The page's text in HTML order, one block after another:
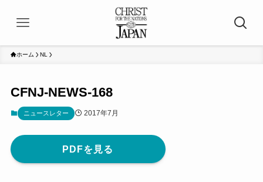
ホーム NL
CFNJ-NEWS-168
ニュースレター 2017年7月
PDFを見る